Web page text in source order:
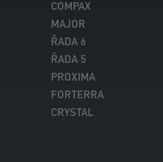
COMPAX
MAJOR
ŘADA 6
ŘADA 5
PROXIMA
FORTERRA
CRYSTAL